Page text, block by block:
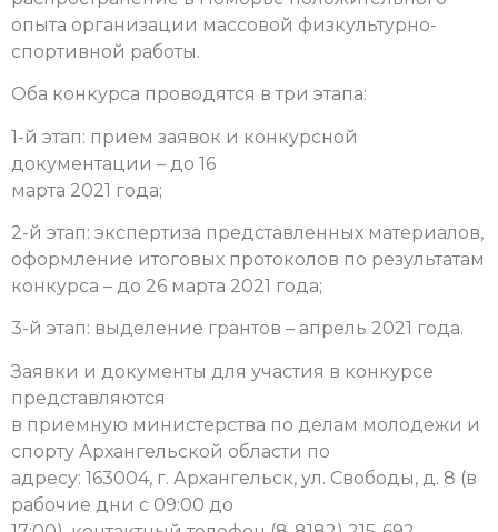
опыта организации массовой физкультурно-
спортивной работы.
Оба конкурса проводятся в три этапа:
1-й этап: прием заявок и конкурсной
документации – до 16
марта 2021 года;
2-й этап: экспертиза представленных материалов,
оформление итоговых протоколов по результатам
конкурса – до 26 марта 2021 года;
3-й этап: выделение грантов – апрель 2021 года.
Заявки и документы для участия в конкурсе
представляются
в приемную министерства по делам молодежи и
спорту Архангельской области по
адресу: 163004, г. Архангельск, ул. Свободы, д. 8 (в
рабочие дни с 09:00 до